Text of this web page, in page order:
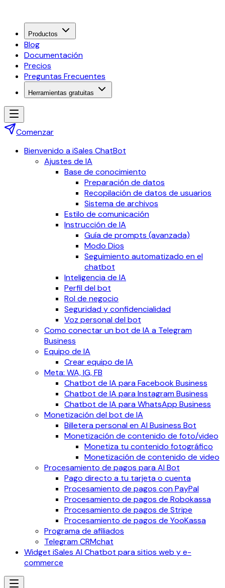
Productos
Blog
Documentación
Precios
Preguntas Frecuentes
Herramientas gratuitas
Comenzar
Bienvenido a iSales ChatBot
Ajustes de IA
Base de conocimiento
Preparación de datos
Recopilación de datos de usuarios
Sistema de archivos
Estilo de comunicación
Instrucción de IA
Guía de prompts (avanzada)
Modo Dios
Seguimiento automatizado en el
chatbot
Inteligencia de IA
Perfil del bot
Rol de negocio
Seguridad y confidencialidad
Voz personal del bot
Como conectar un bot de IA a Telegram
Business
Equipo de IA
Crear equipo de IA
Meta: WA, IG, FB
Chatbot de IA para Facebook Business
Chatbot de IA para Instagram Business
Chatbot de IA para WhatsApp Business
Monetización del bot de IA
Billetera personal en AI Business Bot
Monetización de contenido de foto/video
Monetiza tu contenido fotográfico
Monetización de contenido de video
Procesamiento de pagos para AI Bot
Pago directo a tu tarjeta o cuenta
Procesamiento de pagos con PayPal
Procesamiento de pagos de Robokassa
Procesamiento de pagos de Stripe
Procesamiento de pagos de YooKassa
Programa de afiliados
Telegram CRMchat
Widget iSales AI Chatbot para sitios web y e-
commerce